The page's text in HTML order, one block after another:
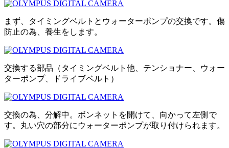
まず、タイミングベルトとウォーターポンプの交換です。傷
防止の為、養生をします。
交換する部品（タイミングベルト他、テンショナー、ウォー
ターポンプ、ドライブベルト）
交換の為、分解中。ボンネットを開けて、向かって左側で
す。丸い穴の部分にウォーターポンプが取り付けられます。